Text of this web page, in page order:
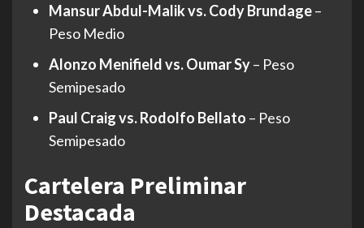
Mansur Abdul-Malik vs. Cody Brundage–
Peso Medio
Alonzo Menifield vs. Oumar Sy– Peso
Semipesado
Paul Craig vs. Rodolfo Bellato – Peso
Semipesado
Cartelera Preliminar
Destacada